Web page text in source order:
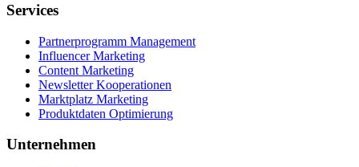
Services
Partnerprogramm Management
Influencer Marketing
Content Marketing
Newsletter Kooperationen
Marktplatz Marketing
Produktdaten Optimierung
Unternehmen